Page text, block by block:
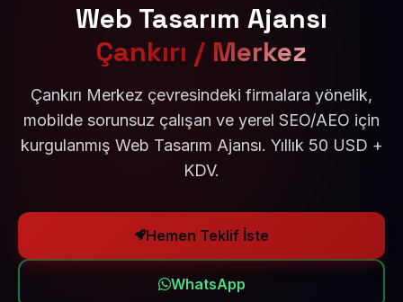
Web Tasarım Ajansı
Çankırı / Merkez
Çankırı Merkez çevresindeki firmalara yönelik,
mobilde sorunsuz çalışan ve yerel SEO/AEO için
kurgulanmış Web Tasarım Ajansı. Yıllık 50 USD +
KDV.
Hemen Teklif İste
WhatsApp